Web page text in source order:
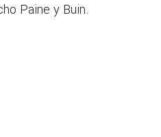
Paine y Buin.